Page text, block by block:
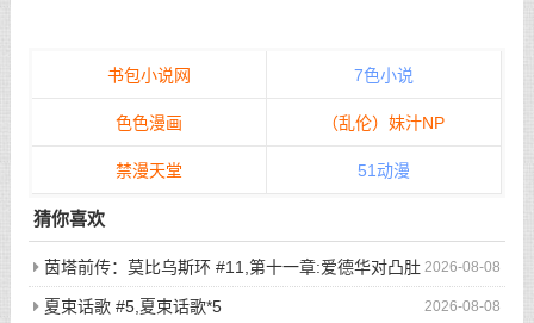
书包小说网 7色小说
色色漫画 （乱伦）妹汁NP
禁漫天堂 51动漫
猜你喜欢
2026-08-08
茵塔前传：莫比乌斯环 #11,第十一章:爱德华对凸肚
脐的温情玩弄，新的冒险启程
2026-08-08
夏束话歌 #5,夏束话歌*5